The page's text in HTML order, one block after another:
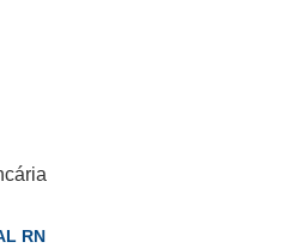
RN